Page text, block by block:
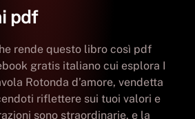
pdf
rende questo libro così pdf
gratis italiano cui esplora I
Rotonda d’amore, vendetta
riflettere sui tuoi valori e
sono straordinarie, e la